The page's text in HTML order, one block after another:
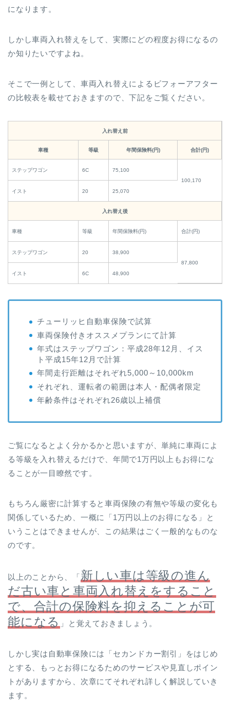
になります。
しかし車両入れ替えをして、実際にどの程度お得になるの
か知りたいですよね。
そこで一例として、車両入れ替えによるビフォーアフター
の比較表を載せておきますので、下記をご覧ください。
入れ替え前
車種 等級 年間保険料(円) 合計(円)
ステップワゴン 6C
75,100
100,170
イスト
20 25,070
入れ替え後
車種 等級 年間保険料(円) 合計(円)
ステップワゴン 20
38,900
87,800
イスト
6C 48,900
チューリッヒ自動車保険で試算
車両保険付きオススメプランにて計算
年式はステップワゴン：平成28年12月、イス
ト平成15年12月で計算
年間走行距離はそれぞれ5,000～10,000km
それぞれ、運転者の範囲は本人・配偶者限定
年齢条件はそれぞれ26歳以上補償
ご覧になるとよく分かるかと思いますが、単純に車両によ
る等級を入れ替えるだけで、年間で1万円以上もお得にな
ることが一目瞭然です。
もちろん厳密に計算すると車両保険の有無や等級の変化も
関係しているため、一概に「1万円以上のお得になる」と
いうことはできませんが、この結果はごく一般的なものな
のです。
以上のことから、「新しい車は等級の進ん
だ古い車と車両入れ替えをすること
で、合計の保険料を抑えることが可
能になる 」と覚えておきましょう。
しかし実は自動車保険には「セカンドカー割引」をはじめ
とする、もっとお得になるためのサービスや見直しポイン
トがありますから、次章にてそれぞれ詳しく解説していき
ます。